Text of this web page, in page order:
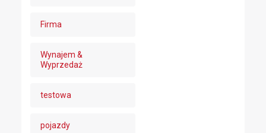
Firma
Wynajem &
Wyprzedaż
testowa
pojazdy